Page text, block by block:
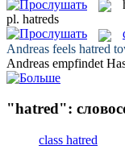
pl. hatreds
Andreas feels hatred
Andreas empfindet
"hatred":
class hatred